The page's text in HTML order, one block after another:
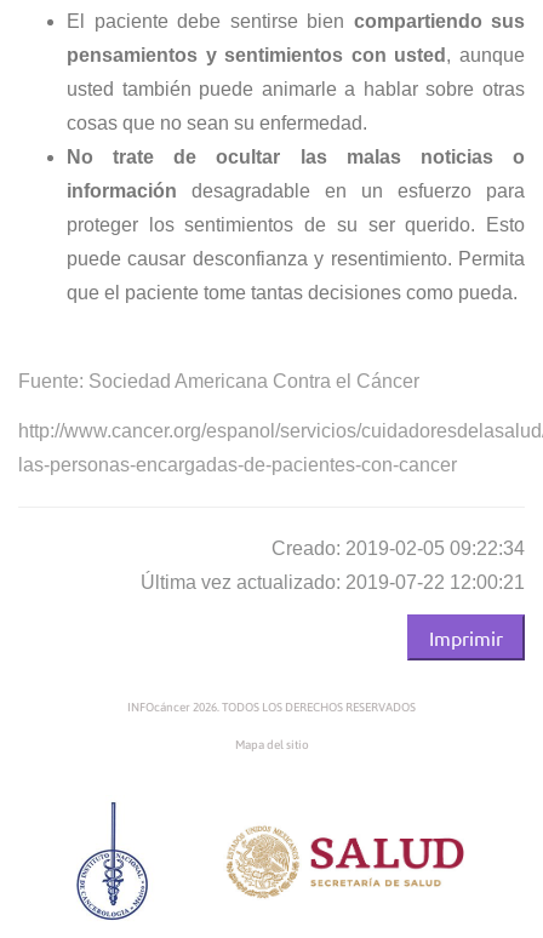
El paciente debe sentirse bien compartiendo sus
pensamientos y sentimientos con usted , aunque
usted también puede animarle a hablar sobre otras
cosas que no sean su enfermedad.
No trate de ocultar las malas noticias o
información desagradable en un esfuerzo para
proteger los sentimientos de su ser querido. Esto
puede causar desconfianza y resentimiento. Permita
que el paciente tome tantas decisiones como pueda.
Fuente: Sociedad Americana Contra el Cáncer
http://www.cancer.org/espanol/servicios/
las-personas-encargadas-de-pacientes-con-cancer
Creado: 2019-02-05 09:22:34
Última vez actualizado: 2019-07-22 12:00:21
Imprimir
INFOcáncer 2026. TODOS LOS DERECHOS RESERVADOS
Mapa del sitio